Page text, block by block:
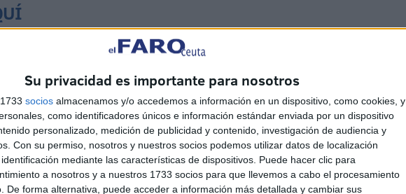
Su privacidad es importante para nosotros
socios almacenamos y/o accedemos a información en un dispositivo, como cookies, y
como identificadores únicos e información estándar enviada por un dispositivo
personalizado, medición de publicidad y contenido, investigación de audiencia y
Con su permiso, nosotros y nuestros socios podemos utilizar datos de localización
mediante las características de dispositivos. Puede hacer clic para
a nosotros y a nuestros 1733 socios para que llevemos a cabo el procesamiento
De forma alternativa, puede acceder a información más detallada y cambiar sus
view?usp=drivesdk
maltrato animal